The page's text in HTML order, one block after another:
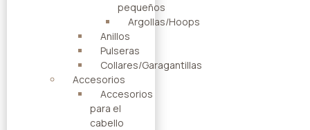
pequeños
Argollas/Hoops
Anillos
Pulseras
Collares/Garagantillas
Accesorios
Accesorios
para el
cabello